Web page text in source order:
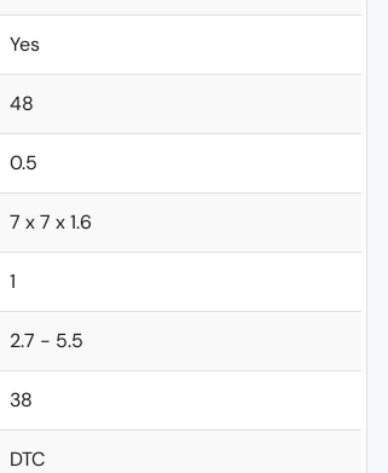
Yes
48
0.5
7 x 7 x 1.6
1
2.7 - 5.5
38
DTC